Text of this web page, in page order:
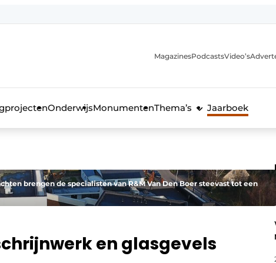
MagazinesPodcastsVideo’s
OnderwijsMonumentenThema’s Jaarboek
brengen de specialisten van R&M Van Den Boer steevast tot een
en glasgevels